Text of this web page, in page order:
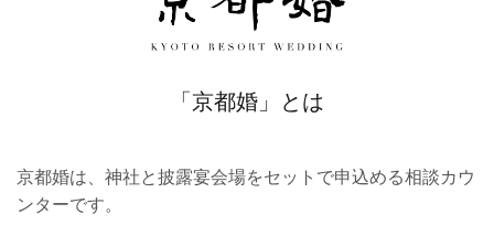
「京都婚」とは
京都婚は、神社と披露宴会場をセットで申込める相談カウ
ンターです。